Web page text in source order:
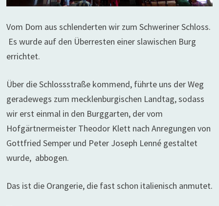
Vom Dom aus schlenderten wir zum Schweriner Schloss.
Es wurde auf den Überresten einer slawischen Burg
errichtet.
Über die Schlossstraße kommend, führte uns der Weg
geradewegs zum mecklenburgischen Landtag, sodass
wir erst einmal in den Burggarten, der vom
Hofgärtnermeister Theodor Klett nach Anregungen von
Gottfried Semper und Peter Joseph Lenné gestaltet
wurde, abbogen.
Das ist die Orangerie, die fast schon italienisch anmutet.